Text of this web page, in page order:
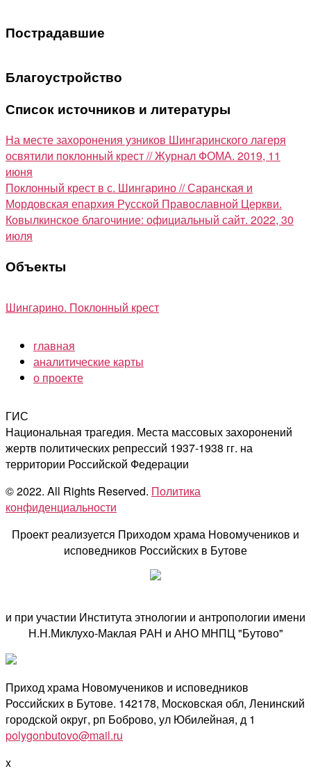
Пострадавшие
Благоустройство
Список источников и литературы
На месте захоронения узников Шингаринского лагеря
освятили поклонный крест // Журнал ФОМА. 2019, 11
июня
Поклонный крест в с. Шингарино // Саранская и
Мордовская епархия Русской Православной Церкви.
Ковылкинское благочиние: официальный сайт. 2022, 30
июля
Объекты
Шингарино. Поклонный крест
главная
аналитические карты
о проекте
ГИС
Национальная трагедия. Места массовых захоронений
жертв политических репрессий 1937-1938 гг. на
территории Российской Федерации
© 2022. All Rights Reserved. Политика
конфиденциальности
Проект реализуется Приходом храма Новомучеников и
исповедников Российских в Бутове
и при участии Института этнологии и антропологии имени
Н.Н.Миклухо-Маклая РАН и АНО МНПЦ "Бутово"
Приход храма Новомучеников и исповедников
Российских в Бутове. 142178, Московская обл, Ленинский
городской округ, рп Боброво, ул Юбилейная, д 1
polygonbutovo@mail.ru
x